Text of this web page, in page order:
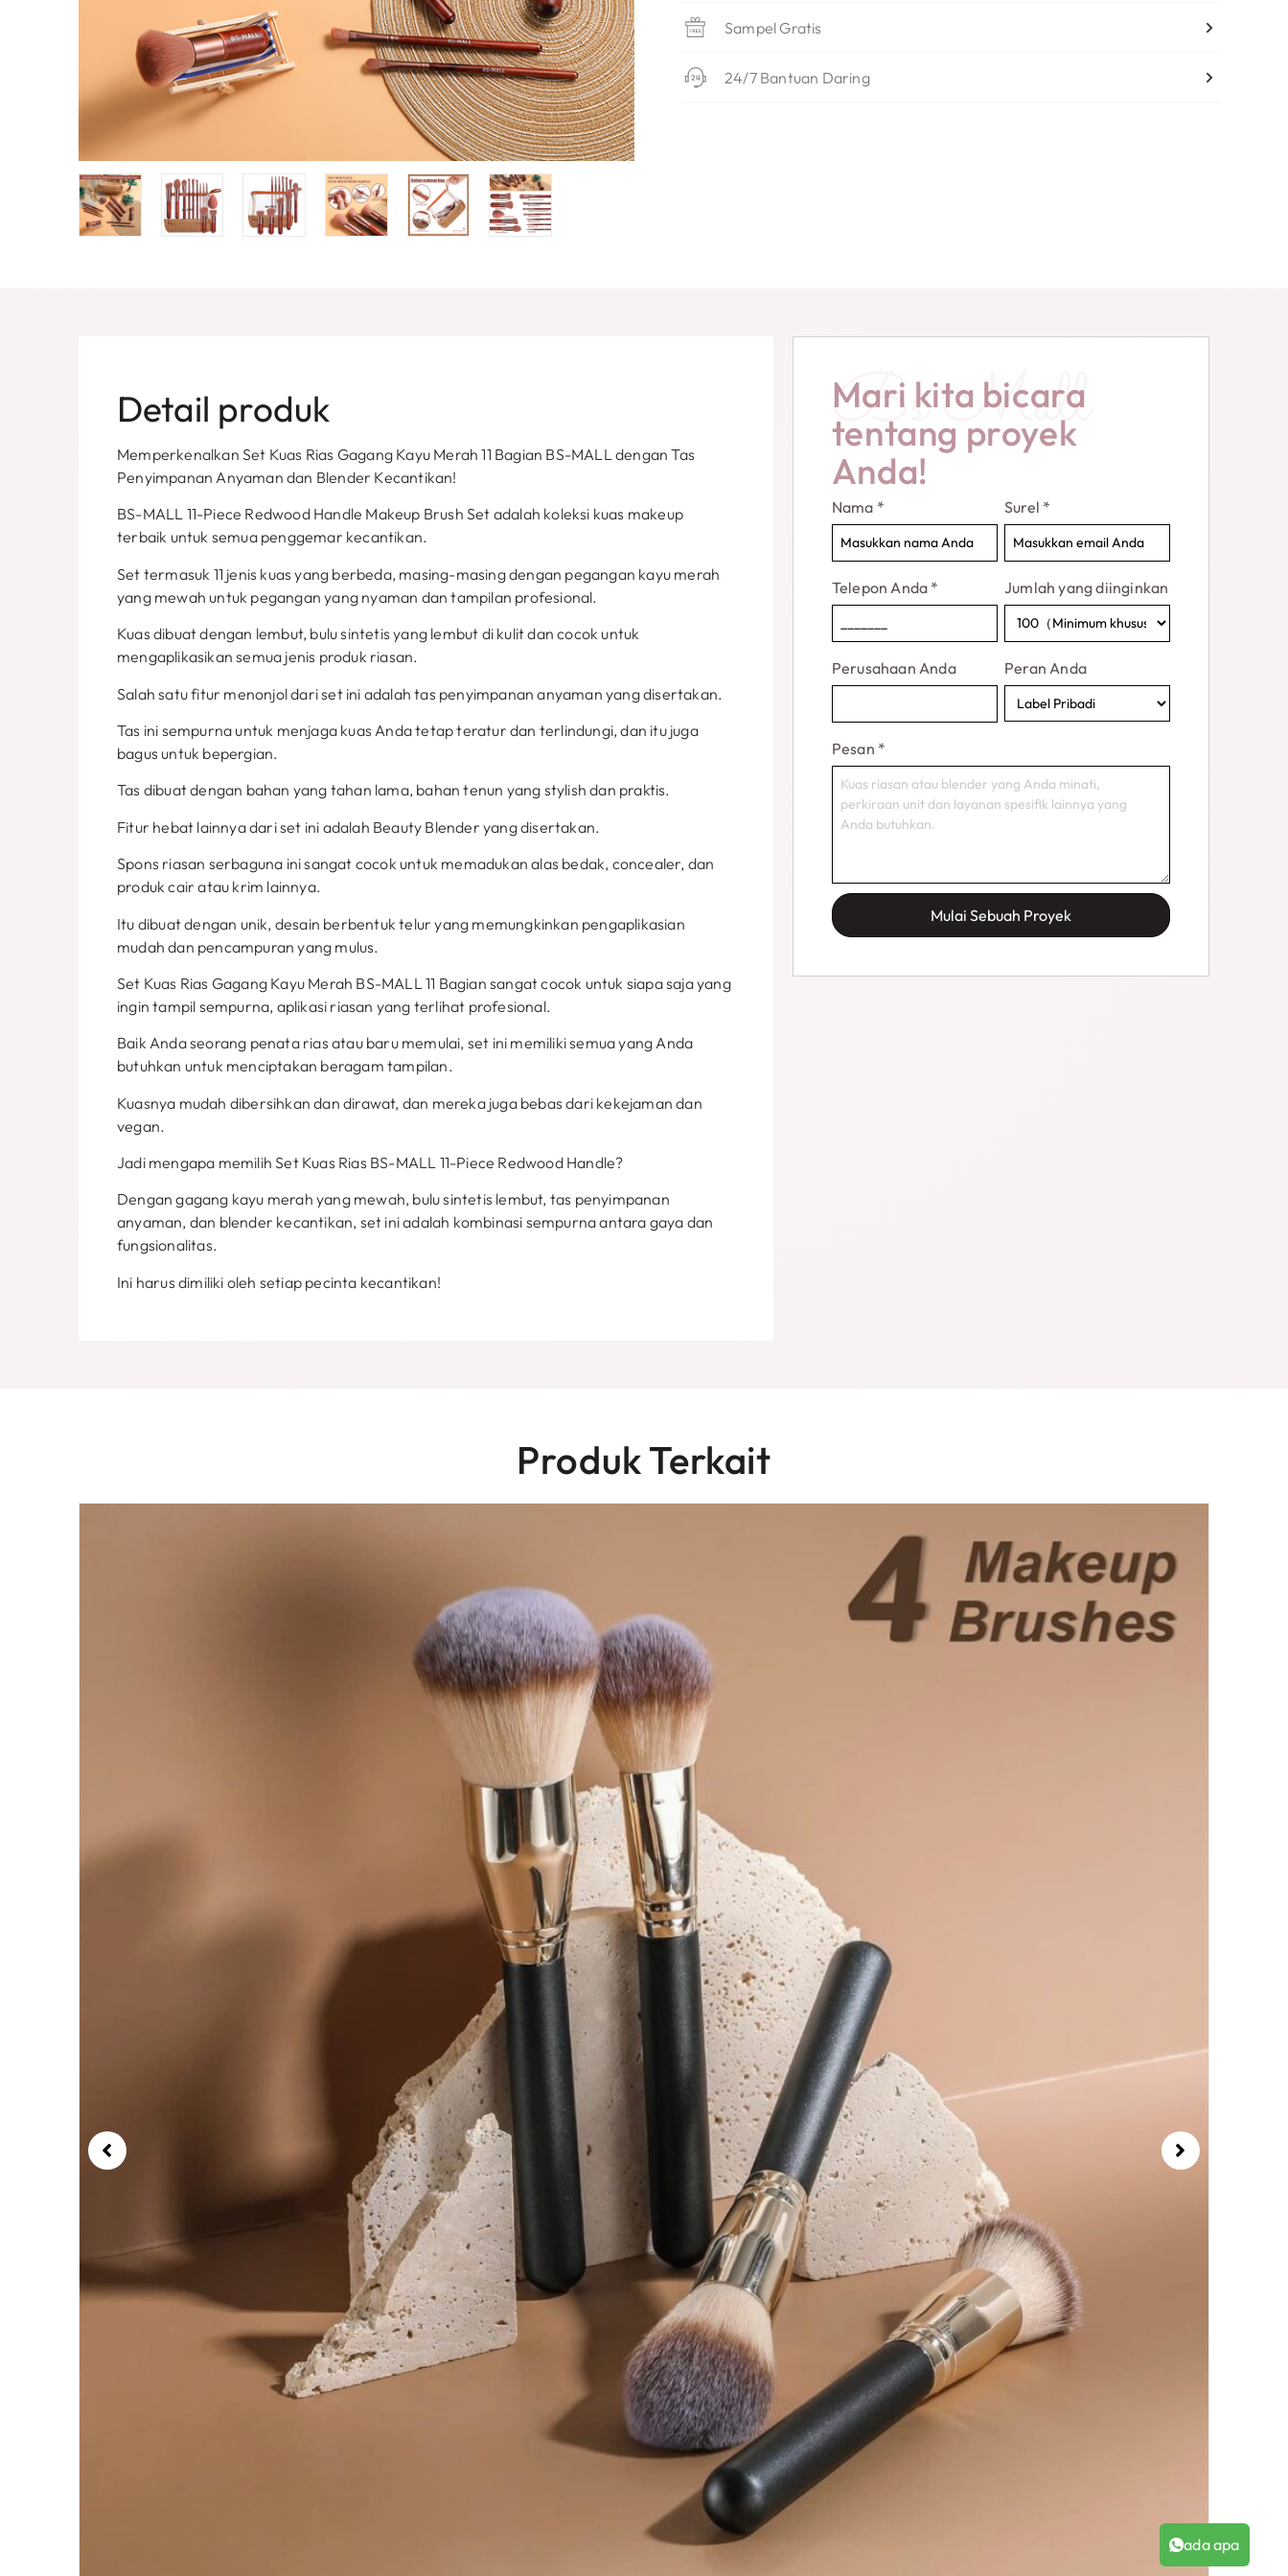
Sampel Gratis
24/7 Bantuan Daring
Mari kita bicara
tentang proyek
Anda!
Bs Mall
Nama * Surel *
Telepon Anda * Jumlah yang diinginkan
Perusahaan Anda Peran Anda
Pesan *
Mulai Sebuah Proyek
Detail produk
Memperkenalkan Set Kuas Rias Gagang Kayu Merah 11 Bagian BS-MALL dengan Tas
Penyimpanan Anyaman dan Blender Kecantikan!
BS-MALL 11-Piece Redwood Handle Makeup Brush Set adalah koleksi kuas makeup
terbaik untuk semua penggemar kecantikan.
Set termasuk 11 jenis kuas yang berbeda, masing-masing dengan pegangan kayu merah
yang mewah untuk pegangan yang nyaman dan tampilan profesional.
Kuas dibuat dengan lembut, bulu sintetis yang lembut di kulit dan cocok untuk
mengaplikasikan semua jenis produk riasan.
Salah satu fitur menonjol dari set ini adalah tas penyimpanan anyaman yang disertakan.
Tas ini sempurna untuk menjaga kuas Anda tetap teratur dan terlindungi, dan itu juga
bagus untuk bepergian.
Tas dibuat dengan bahan yang tahan lama, bahan tenun yang stylish dan praktis.
Fitur hebat lainnya dari set ini adalah Beauty Blender yang disertakan.
Spons riasan serbaguna ini sangat cocok untuk memadukan alas bedak, concealer, dan
produk cair atau krim lainnya.
Itu dibuat dengan unik, desain berbentuk telur yang memungkinkan pengaplikasian
mudah dan pencampuran yang mulus.
Set Kuas Rias Gagang Kayu Merah BS-MALL 11 Bagian sangat cocok untuk siapa saja yang
ingin tampil sempurna, aplikasi riasan yang terlihat profesional.
Baik Anda seorang penata rias atau baru memulai, set ini memiliki semua yang Anda
butuhkan untuk menciptakan beragam tampilan.
Kuasnya mudah dibersihkan dan dirawat, dan mereka juga bebas dari kekejaman dan
vegan.
Jadi mengapa memilih Set Kuas Rias BS-MALL 11-Piece Redwood Handle?
Dengan gagang kayu merah yang mewah, bulu sintetis lembut, tas penyimpanan
anyaman, dan blender kecantikan, set ini adalah kombinasi sempurna antara gaya dan
fungsionalitas.
Ini harus dimiliki oleh setiap pecinta kecantikan!
Produk Terkait
ada apa